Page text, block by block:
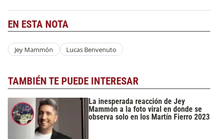
EN ESTA NOTA
Jey Mammón Lucas Benvenuto
TAMBIÉN TE PUEDE INTERESAR
La inesperada reacción de Jey
Mammón a la foto viral en donde se
observa solo en los Martín Fierro 2023